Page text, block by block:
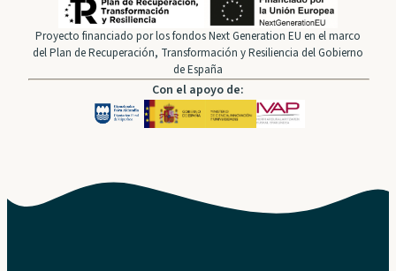
Proyecto financiado por los fondos Next Generation EU en el marco
del Plan de Recuperación, Transformación y Resiliencia del Gobierno
de España
Con el apoyo de: